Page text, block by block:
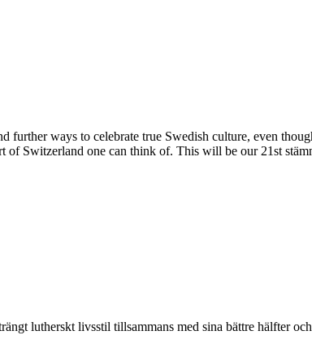
ways to celebrate true Swedish culture, even
Switzerland one can think of. This will be our 21st
lutherskt livsstil tillsammans med sina bättre hälfter